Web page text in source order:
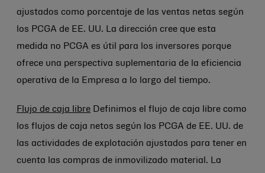
ajustados como porcentaje de las ventas netas según
los PCGA de EE. UU. La dirección cree que esta
medida no PCGA es útil para los inversores porque
ofrece una perspectiva suplementaria de la eficiencia
operativa de la Empresa a lo largo del tiempo.
Flujo de caja libre Definimos el flujo de caja libre como
los flujos de caja netos según los PCGA de EE. UU. de
las actividades de explotación ajustados para tener en
cuenta las compras de inmovilizado material. La